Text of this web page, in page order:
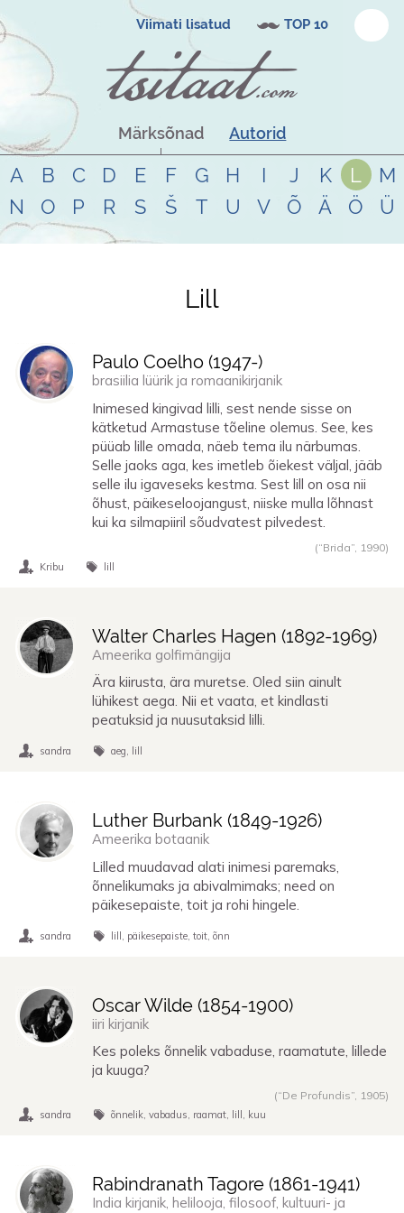
Viimati lisatud TOP 10
Märksõnad Autorid
A B C D E F G H I J K L
M
N
O P R S Š T U V Õ Ä Ö Ü
Tsitaadid teemallill
Lill
Paulo Coelho (1947-)
brasiilia lüürik ja romaanikirjanik
Inimesed kingivad lilli, sest nende sisse on
kätketud Armastuse tõeline olemus. See, kes
püüab lille omada, näeb tema ilu närbumas.
Selle jaoks aga, kes imetleb õiekest väljal, jääb
selle ilu igaveseks kestma. Sest lill on osa nii
õhust, päikeseloojangust, niiske mulla lõhnast
kui ka silmapiiril sõudvatest pilvedest.
(“Brida”, 1990)
Kribu lill
Walter Charles Hagen (1892-1969)
Ameerika golfimängija
Ära kiirusta, ära muretse. Oled siin ainult
lühikest aega. Nii et vaata, et kindlasti
peatuksid ja nuusutaksid lilli.
sandra aeg lill
Luther Burbank (1849-1926)
Ameerika botaanik
Lilled muudavad alati inimesi paremaks,
õnnelikumaks ja abivalmimaks; need on
päikesepaiste, toit ja rohi hingele.
sandra lill päikesepaiste toit õnn
Oscar Wilde (1854-1900)
iiri kirjanik
Kes poleks õnnelik vabaduse, raamatute, lillede
ja kuuga?
(“De Profundis”, 1905)
sandra õnnelik vabadus raamat lill kuu
Rabindranath Tagore (1861-1941)
India kirjanik, helilooja, filosoof, kultuuri- ja